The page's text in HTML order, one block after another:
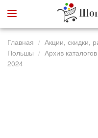
Главная
Акции, скидки,
Польшы
Архив
2024